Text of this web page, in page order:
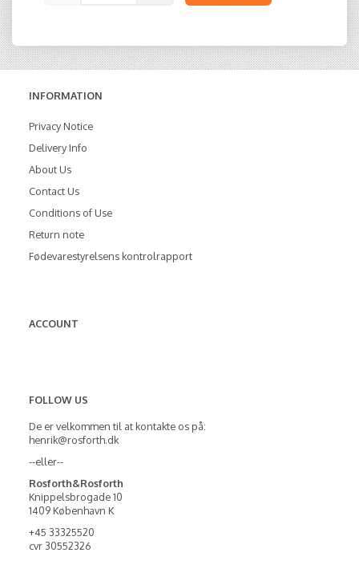
INFORMATION
Privacy Notice
Delivery Info
About Us
Contact Us
Conditions of Use
Return note
Fødevarestyrelsens kontrolrapport
ACCOUNT
FOLLOW US
De er velkommen til at kontakte os på:
henrik@rosforth.dk
--eller--
Rosforth&Rosforth
Knippelsbrogade 10
1409 København K
+45 33325520
cvr 30552326